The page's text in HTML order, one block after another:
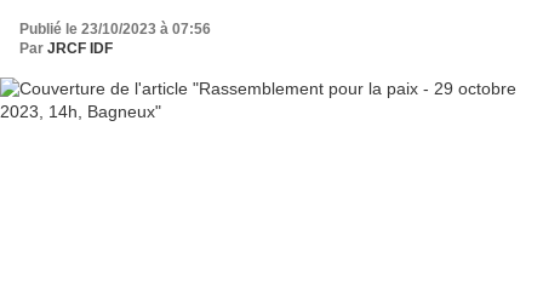
Publié le 23/10/2023 à 07:56
Par JRCF IDF